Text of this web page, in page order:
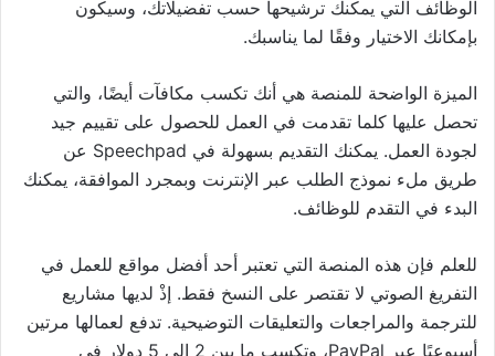
الوظائف التي يمكنك ترشيحها حسب تفضيلاتك، وسيكون
بإمكانك الاختيار وفقًا لما يناسبك.
الميزة الواضحة للمنصة هي أنك تكسب مكافآت أيضًا، والتي
تحصل عليها كلما تقدمت في العمل للحصول على تقييم جيد
لجودة العمل. يمكنك التقديم بسهولة في Speechpad عن
طريق ملء نموذج الطلب عبر الإنترنت وبمجرد الموافقة، يمكنك
البدء في التقدم للوظائف.
للعلم فإن هذه المنصة التي تعتبر أحد أفضل مواقع للعمل في
التفريغ الصوتي لا تقتصر على النسخ فقط. إذْ لديها مشاريع
للترجمة والمراجعات والتعليقات التوضيحية. تدفع لعمالها مرتين
أسبوعيًا عبر PayPal، وتكسب ما بين 2 إلى 5 دولار في